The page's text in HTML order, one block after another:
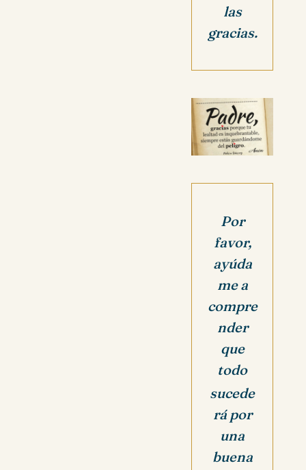
las
gracias.
Por
favor,
ayúda
me a
compre
nder
que
todo
sucede
rá por
una
buena